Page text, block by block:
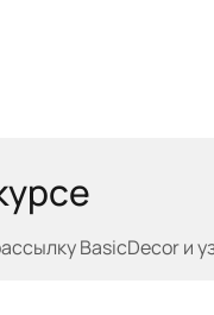
BasicDecor и